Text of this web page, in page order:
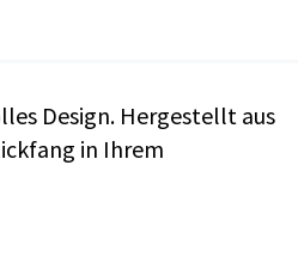
Design. Hergestellt aus
in Ihrem